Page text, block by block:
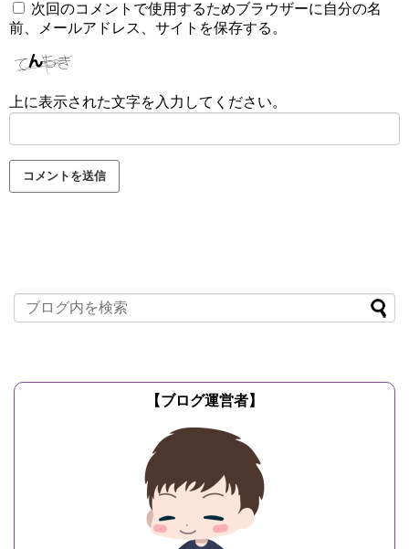
次回のコメントで使用するためブラウザーに自分の名
前、メールアドレス、サイトを保存する。
上に表示された文字を入力してください。
【ブログ運営者】